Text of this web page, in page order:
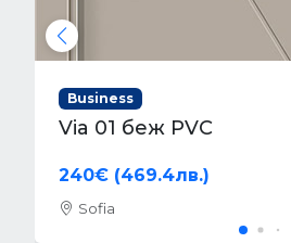
Business
VP-01S Алабама
204.52€ (400лв.)
Sofia